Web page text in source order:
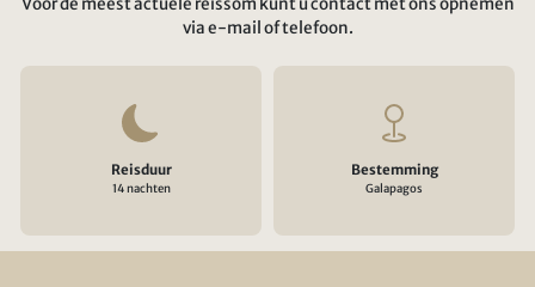
Voor de meest actuele reissom kunt u contact met ons opnemen
via e-mail of telefoon.
Reisduur
14 nachten
Bestemming
Galapagos